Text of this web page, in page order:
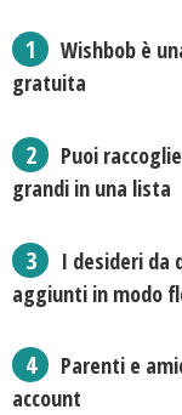
Wishbob è
gratuita
Puoi
grandi in una lista
I desideri da
aggiunti in modo
Parenti e
account